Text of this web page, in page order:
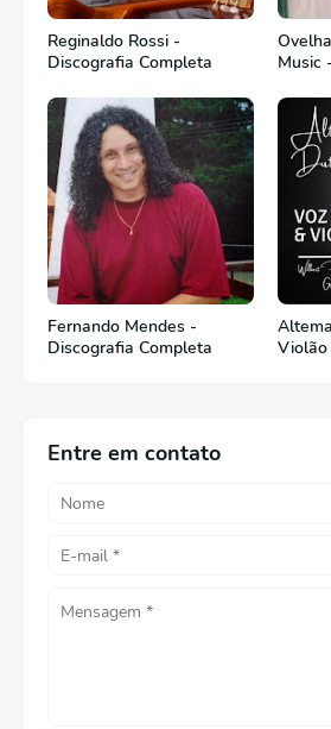
Reginaldo Rossi -
Discografia Completa
Music
Fernando Mendes -
Discografia Completa
Entre em contato